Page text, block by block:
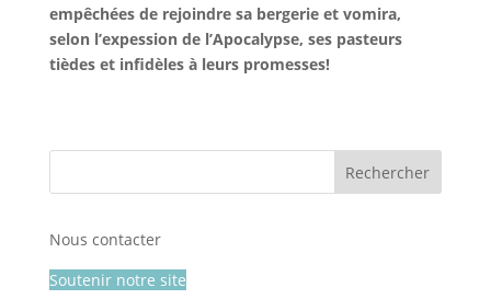
empêchées de rejoindre sa bergerie et vomira,
selon l’expession de l’Apocalypse, ses pasteurs
tièdes et infidèles à leurs promesses!
Nous contacter
Soutenir notre site